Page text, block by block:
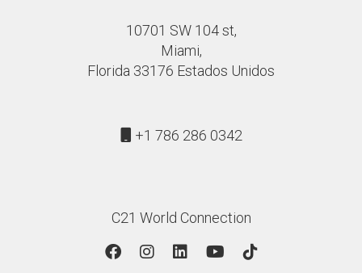
10701 SW 104 st,
Miami,
Florida 33176 Estados Unidos
+1 786 286 0342
C21 World Connection